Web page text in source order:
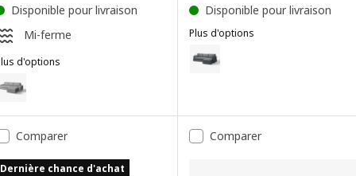
Disponible pour livraison
Mi-ferme
d'options
: KIVIK, Canapé 3 places avec méridienne, Tibbleby beige/gris
: KIVIK, Canapé 3 places avec méridienne, Tresund beige clair
: KIVIK, Canapé 3 places avec méridienne, Kelinge gris
Disponible pour livraison
Plus d'options
Option : HYLTARP, Canapé 3
Option : HYLTARP, Canapé 3
Option : HYLTARP, Canapé 3
Comparer
Dernière chance d'achat
Comparer